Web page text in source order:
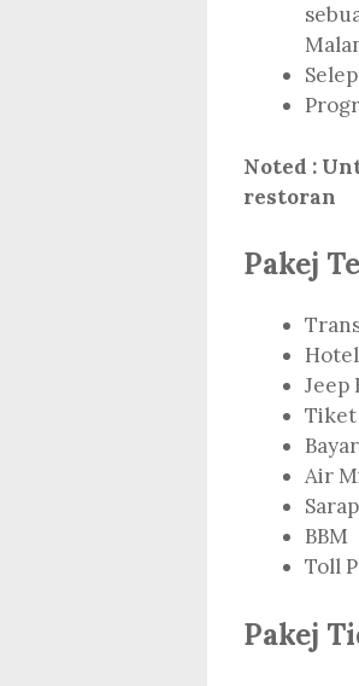
Noted :
restoran
Pakej
Jeep
Tiket
Air
BBM
Toll
Pakej